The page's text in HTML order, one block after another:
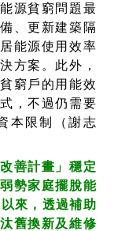
源貧窮問題最
、更新建築隔
能源使用效率
方案。此外，
窮戶的用能效
，不過仍需要
本限制（謝志
善計畫」穩定
勢家庭擺脫能
來，透過補助
舊換新及維修